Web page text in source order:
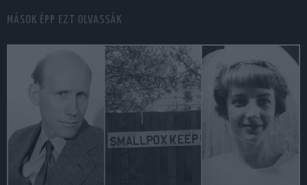
MÁSOK ÉPP EZT OLVASSÁK